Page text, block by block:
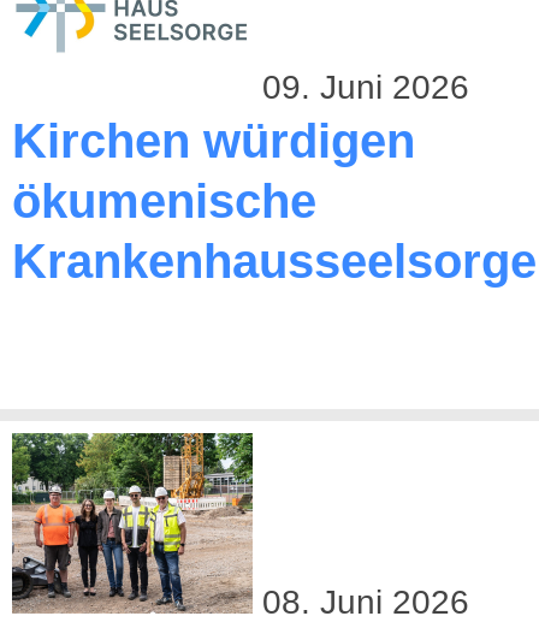
09. Juni 2026
Kirchen würdigen
ökumenische
Krankenhausseelsorge
08. Juni 2026